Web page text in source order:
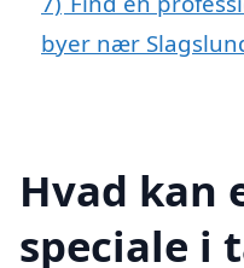
byer nær
Hvad kan
speciale i